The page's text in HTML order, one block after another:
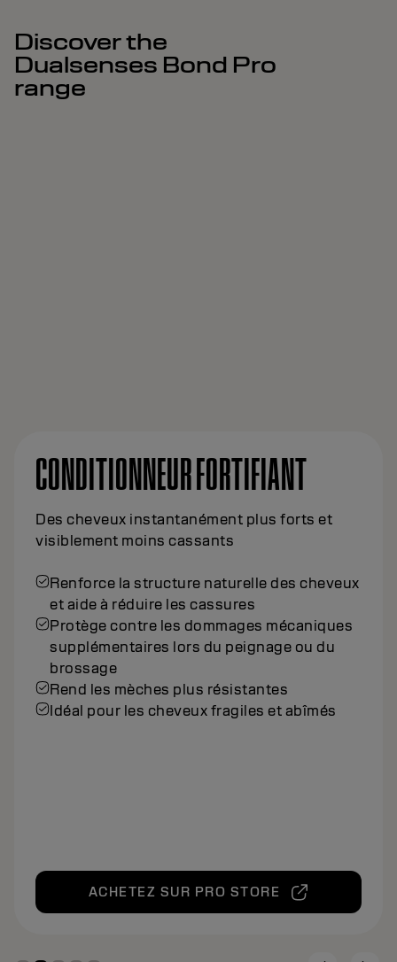
Discover the
Dualsenses Bond Pro
range
CONDITIONNEUR FORTIFIANT
Des cheveux instantanément plus forts et
visiblement moins cassants
Renforce la structure naturelle des cheveux
et aide à réduire les cassures
Protège contre les dommages mécaniques
supplémentaires lors du peignage ou du
ACHETEZ SUR PRO STORE